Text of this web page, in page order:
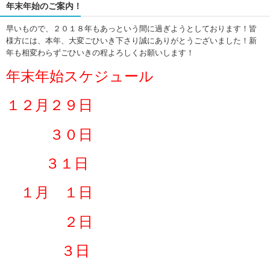
年末年始のご案内！
早いもので、２０１８年もあっという間に過ぎようとしております！皆
様方には、本年、大変ごひいき下さり誠にありがとうございました！新
年も相変わらずごひいきの程よろしくお願いします！
年末年始スケジュール
１２月２９日
３０日
３１日
１月 １日
２日
３日